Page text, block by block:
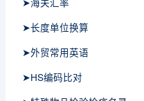
➤长度单位换算
➤外贸常用英语
➤HS编码比对